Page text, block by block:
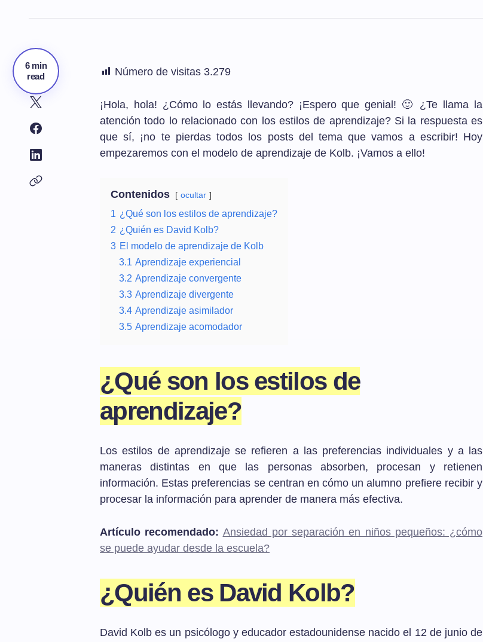
6 min
read
Número de visitas 3.279
¡Hola, hola! ¿Cómo lo estás llevando? ¡Espero que genial! 🙂 ¿Te llama la
atención todo lo relacionado con los estilos de aprendizaje? Si la respuesta es
que sí, ¡no te pierdas todos los posts del tema que vamos a escribir! Hoy
empezaremos con el modelo de aprendizaje de Kolb. ¡Vamos a ello!
Contenidos ocultar
1 ¿Qué son los estilos de aprendizaje?
2 ¿Quién es David Kolb?
3 El modelo de aprendizaje de Kolb
3.1 Aprendizaje experiencial
3.2 Aprendizaje convergente
3.3 Aprendizaje divergente
3.4 Aprendizaje asimilador
3.5 Aprendizaje acomodador
¿Qué son los estilos de
aprendizaje?
Los estilos de aprendizaje se refieren a las preferencias individuales y a las
maneras distintas en que las personas absorben, procesan y retienen
información. Estas preferencias se centran en cómo un alumno prefiere recibir y
procesar la información para aprender de manera más efectiva.
Artículo recomendado: Ansiedad por separación en niños pequeños: ¿cómo
se puede ayudar desde la escuela?
¿Quién es David Kolb?
David Kolb es un psicólogo y educador estadounidense nacido el 12 de junio de